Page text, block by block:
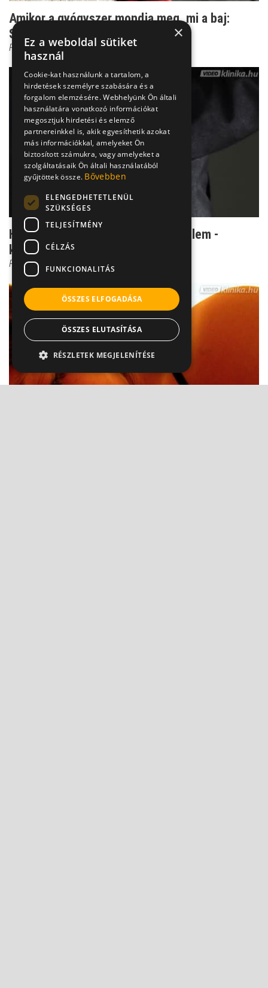
Amikor a gyógyszer mondja meg, mi a baj:
Szkizofrénia kezelé...
Prof. Dr. Bánki M. Csaba
Ha megtudod valakiről, elfog a félelem -
kérdés, hogy joggal...
Prof. Dr. Bánki M. Csaba
×
Ez a weboldal sütiket
használ
Cookie-kat használunk a tartalom, a
hirdetések személyre szabására és a
forgalom elemzésére. Webhelyünk Ön általi
használatára vonatkozó információkat
megosztjuk hirdetési és elemző
partnereinkkel is, akik egyesíthetik azokat
más információkkal, amelyeket Ön
biztosított számukra, vagy amelyeket a
szolgáltatásaik Ön általi használatából
gyűjtöttek össze. Bővebben
ELENGEDHETETLENÜL
SZÜKSÉGES
TELJESÍTMÉNY
CÉLZÁS
FUNKCIONALITÁS
ÖSSZES ELFOGADÁSA
ÖSSZES ELUTASÍTÁSA
RÉSZLETEK MEGJELENÍTÉSE